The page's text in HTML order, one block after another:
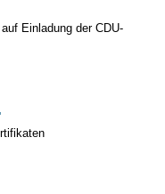
Einladung der CDU-